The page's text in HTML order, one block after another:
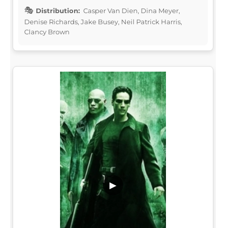
Distribution: Casper Van Dien, Dina Meyer,
Denise Richards, Jake Busey, Neil Patrick Harris,
Clancy Brown
▶